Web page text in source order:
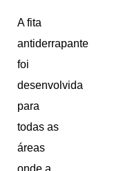
A fita
antiderrapante
foi
desenvolvida
para
todas as
áreas
onde a